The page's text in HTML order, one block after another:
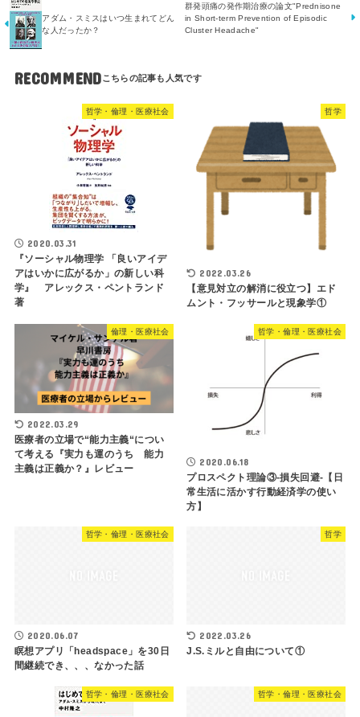
アダム・スミスはいつ生まれてどん
な人だったか？
群発頭痛の発作期治療の論文"Prednisone
in Short-term Prevention of Episodic
Cluster Headache"
RECOMMEND
哲学・倫理・医療社会
2020.03.31
『ソーシャル物理学 「良いアイデ
アはいかに広がるか」の新しい科
学』 アレックス・ペントランド
著
哲学
2022.03.26
【意見対立の解消に役立つ】エド
ムント・フッサールと現象学①
倫理・医療社会
2022.03.29
医療者の立場で“能力主義“につい
て考える『実力も運のうち 能力
主義は正義か？』レビュー
哲学・倫理・医療社会
2020.06.18
プロスペクト理論③-損失回避-【日
常生活に活かす行動経済学の使い
方】
哲学・倫理・医療社会
2020.06.07
瞑想アプリ「headspace」を30日
間継続でき、、、なかった話
哲学
2022.03.26
J.S.ミルと自由について①
哲学・倫理・医療社会 哲学・倫理・医療社会